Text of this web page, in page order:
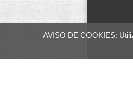
AVISO DE COOKIES: